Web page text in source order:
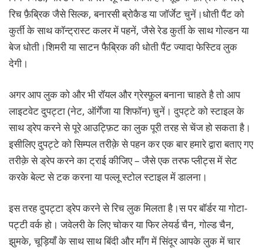
रिच फ़ैब्रिक जैसे सिल्क, बनारसी ब्रोकैड या जॉर्जेट चुनें।धोती पैंट को
कुर्ती के साथ कॉन्ट्रास्ट कलर में पहनें, जैसे रेड कुर्ती के साथ गोल्डन या
बेज धोती।शिमरी या साटन फैब्रिक की धोती पैंट ज्यादा फेस्टिव लुक
देगी।
अगर आप लुक को और भी रॉयल और ग्रेस्फ़ुल बनाना चाहते है तो आप
लाइटवेट दुपट्टा (नेट, ऑर्गेंजा या शिफॉन) चुनें। दुपट्टे को स्टाइल के
साथ ड्रेप करने से पूरे आउट्फ़िट का लुक पूरी तरह से चेंज हो सकता है।
इसीलिए दुपट्टे को सिम्पल तरीक़े से पहन कर एक बार हमारे द्वारा बताए गए
तरीक़े से ड्रेप करने का ट्राई कीजिए – जैसे एक तरफ प्लीट्स में सेट
करके बेल्ट से टक करना या पल्लू स्टोल स्टाइल में डालना।
इस तरह दुपट्टा ड्रेप करने से रिच लुक मिलता है।स पर बॉर्डर या गोटा-
पट्टी वर्क हो। जवेलरी के लिए चोकर या फिर लेयर्ड चैन, गोल्ड चैन,
झुमके, चूड़ियाँ के साथ साथ बिंदी और माँग में सिंदूर आपके लुक में चार